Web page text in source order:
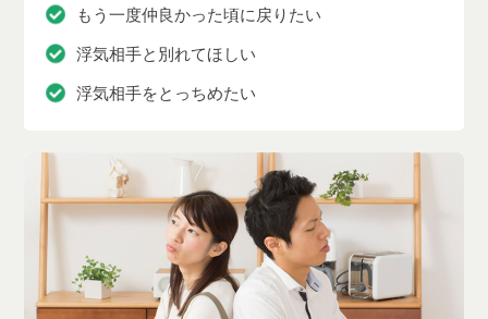
もう一度仲良かった頃に戻りたい
浮気相手と別れてほしい
浮気相手をとっちめたい